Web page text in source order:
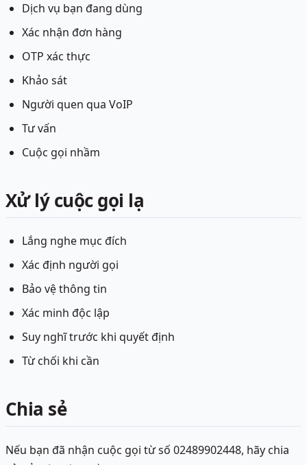
Dịch vụ bạn đang dùng
Xác nhận đơn hàng
OTP xác thực
Khảo sát
Người quen qua VoIP
Tư vấn
Cuộc gọi nhầm
Xử lý cuộc gọi lạ
Lắng nghe mục đích
Xác định người gọi
Bảo vệ thông tin
Xác minh độc lập
Suy nghĩ trước khi quyết định
Từ chối khi cần
Chia sẻ
Nếu bạn đã nhận cuộc gọi từ số 02489902448, hãy chia